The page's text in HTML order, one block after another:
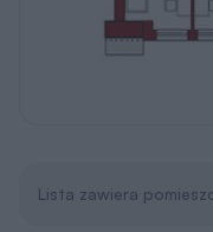
Lista zawiera